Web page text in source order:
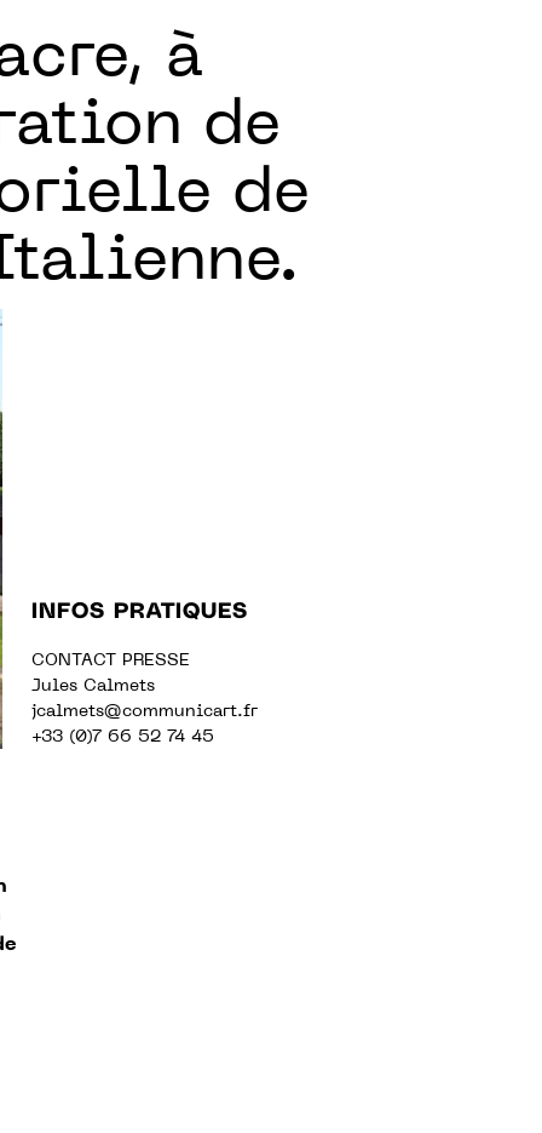
à
de
de
INFOS PRATIQUES
CONTACT PRESSE
Jules Calmets
jcalmets@communicart.fr
+33 (0)7 66 52 74 45